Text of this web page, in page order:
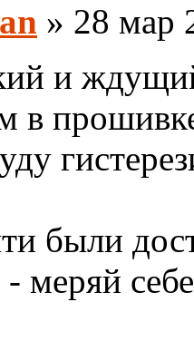
» 28 мар
и
в
были
меряй